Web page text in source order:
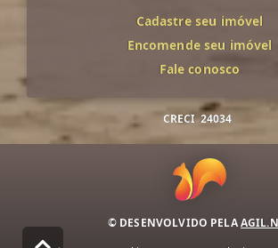
Cadastre seu imóvel
Encomende seu imóvel
Fale conosco
CRECI 24034
© DESENVOLVIDO PELA